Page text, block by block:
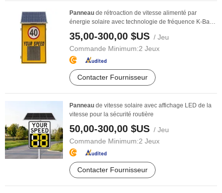
Panneau de rétroaction de vitesse alimenté par
énergie solaire avec technologie de fréquence K-Band
35,00-300,00 $US / Jeu
Commande Minimum:2 Jeux
Contacter Fournisseur
Panneau de vitesse solaire avec affichage LED de la
vitesse pour la sécurité routière
50,00-300,00 $US / Jeu
Commande Minimum:2 Jeux
Contacter Fournisseur